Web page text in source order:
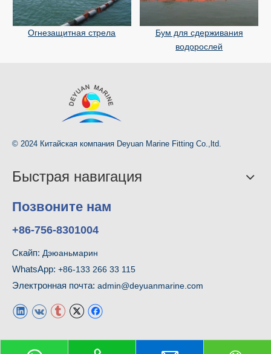
Огнезащитная стрела
Бум для сдерживания
водорослей
© 2024 Китайская компания Deyuan Marine Fitting Co.,ltd.
Быстрая навигация
Позвоните нам
+86-756-8301004
Скайп: Дэюаньмарин
WhatsApp: +86-133 266 33 115
Электронная почта: admin@deyuanmarine.com